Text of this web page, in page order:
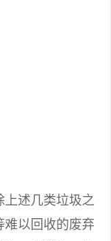
上述几类垃圾之
难以回收的废弃